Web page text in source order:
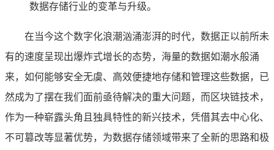
数据存储行业的变革与升级。
在当今这个数字化浪潮汹涌澎湃的时代，数据正以前所未
有的速度呈现出爆炸式增长的态势，海量的数据如潮水般涌
来，如何能够安全无虞、高效便捷地存储和管理这些数据，已
然成为了摆在我们面前亟待解决的重大问题，而区块链技术，
作为一种崭露头角且独具特性的新兴技术，凭借其去中心化、
不可篡改等显著优势，为数据存储领域带来了全新的思路和极